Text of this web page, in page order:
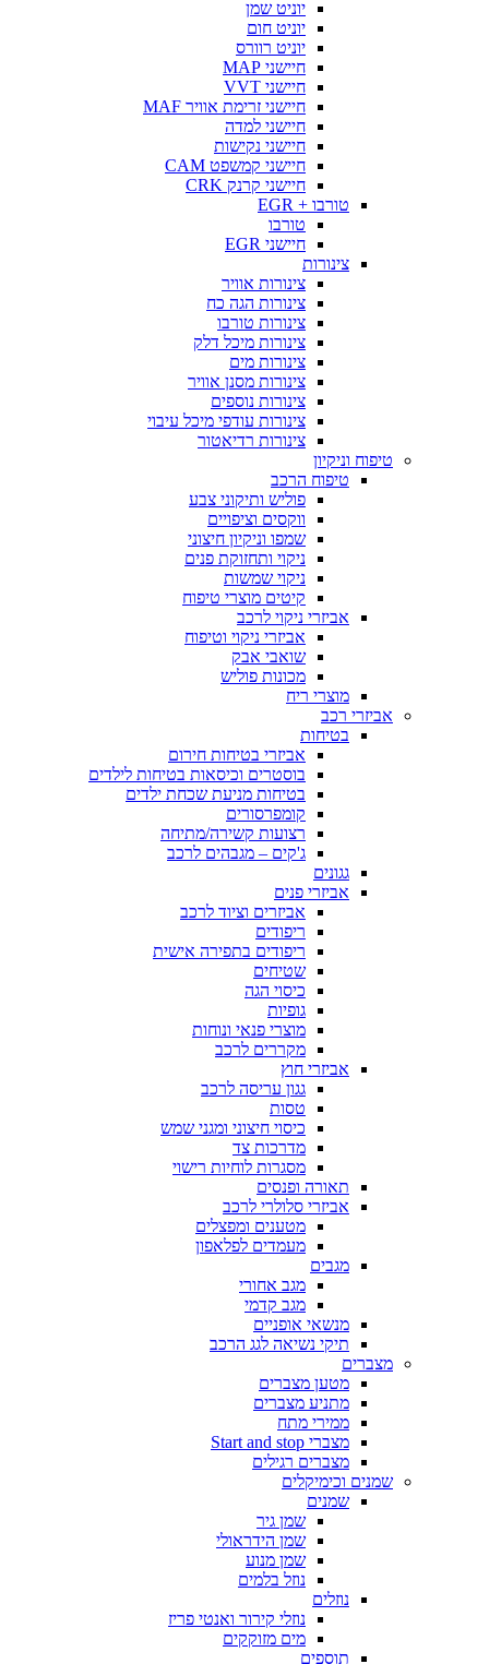
יוניט שמן
יוניט חום
יוניט רוורס
חיישני MAP
חיישני VVT
חיישני זרימת אוויר MAF
חיישני למדה
חיישני נקישות
חיישני קמשפט CAM
חיישני קרנק CRK
טורבו + EGR
טורבו
חיישני EGR
צינורות
צינורות אוויר
צינורות הגה כח
צינורות טורבו
צינורות מיכל דלק
צינורות מים
צינורות מסנן אוויר
צינורות נוספים
צינורות עודפי מיכל עיבוי
צינורות רדיאטור
טיפוח וניקיון
טיפוח הרכב
פוליש ותיקוני צבע
ווקסים וציפויים
שמפו וניקיון חיצוני
ניקוי ותחזוקת פנים
ניקוי שמשות
קיטים מוצרי טיפוח
אביזרי ניקוי לרכב
אביזרי ניקוי וטיפוח
שואבי אבק
מכונות פוליש
מוצרי ריח
אביזרי רכב
בטיחות
אביזרי בטיחות חירום
בוסטרים וכיסאות בטיחות לילדים
בטיחות מניעת שכחת ילדים
קומפרסורים
רצועות קשירה/מתיחה
ג'קים – מגבהים לרכב
גגונים
אביזרי פנים
אביזרים וציוד לרכב
ריפודים
ריפודים בתפירה אישית
שטיחים
כיסוי הגה
גופיות
מוצרי פנאי ונוחות
מקררים לרכב
אביזרי חוץ
גגון עריסה לרכב
טסות
כיסוי חיצוני ומגני שמש
מדרכות צד
מסגרות לוחיות רישוי
תאורה ופנסים
אביזרי סלולרי לרכב
מטענים ומפצלים
מעמדים לפלאפון
מגבים
מגב אחורי
מגב קדמי
מנשאי אופניים
תיקי נשיאה לגג הרכב
מצברים
מטען מצברים
מתניע מצברים
ממירי מתח
מצברי Start and stop
מצברים רגילים
שמנים וכימיקלים
שמנים
שמן גיר
שמן הידראולי
שמן מנוע
נוזל בלמים
נוזלים
נוזלי קירור ואנטי פריז
מים מזוקקים
תוספים